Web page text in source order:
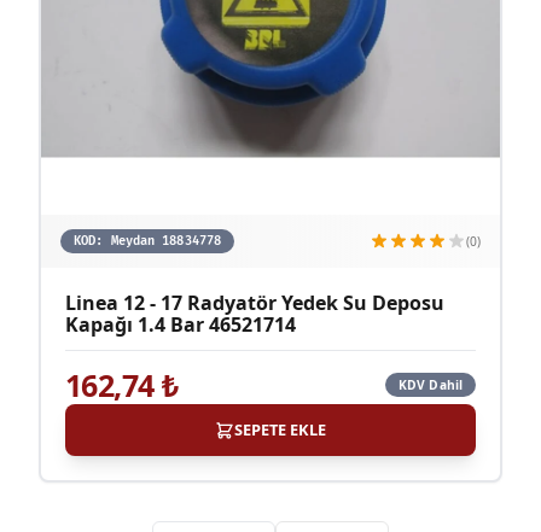
KOD: Meydan 18834778 (0)
Linea 12 - 17 Radyatör Yedek Su Deposu
Kapağı 1.4 Bar 46521714
162,74₺ KDV Dahil
SEPETE EKLE